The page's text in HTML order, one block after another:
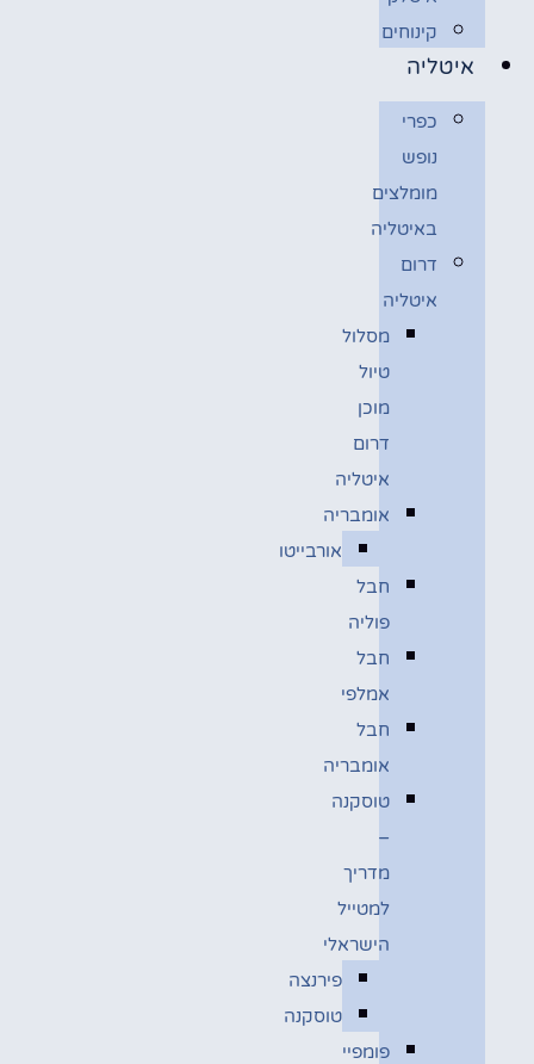
קינוחים
איטליה
כפרי
נופש
מומלצים
באיטליה
דרום
איטליה
מסלול
טיול
מוכן
דרום
איטליה
אומבריה
אורבייטו
חבל
פוליה
חבל
אמלפי
חבל
אומבריה
טוסקנה
–
מדריך
למטייל
הישראלי
פירנצה
טוסקנה
פומפיי